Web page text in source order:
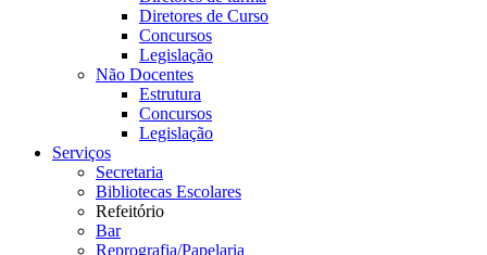
Diretores de Curso
Concursos
Legislação
Não Docentes
Estrutura
Concursos
Legislação
Serviços
Secretaria
Bibliotecas Escolares
Refeitório
Bar
Reprografia/Papelaria